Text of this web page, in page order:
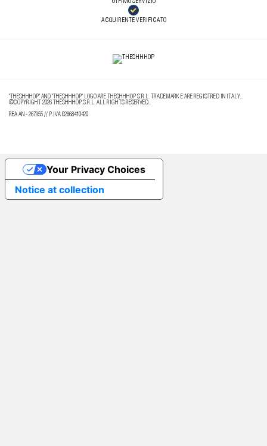
ACQUIRENTE VERIFICATO
"THESHHHOP" AND "THESHHHOP" LOGO ARE THESHHHOP S.R.L. TRADEMARK E ARE REGISTRED IN ITALY..
©COPYRIGHT 2026 THESHHHOP S.R.L. ALL RIGHTS RESERVED..
REA AN - 267955 // P.IVA 02868410420
Notice at collection
Your Privacy Choices